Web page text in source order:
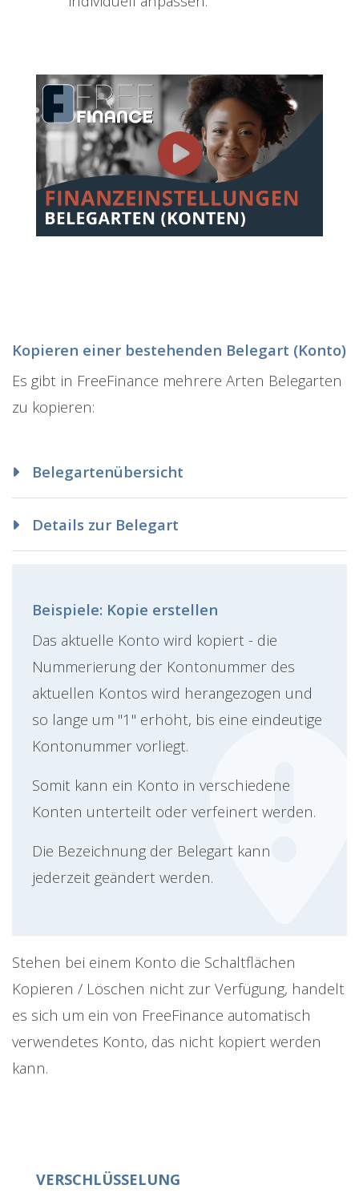
Kopieren einer bestehenden Belegart (Konto)
Es gibt in FreeFinance mehrere Arten Belegarten
zu kopieren:
Belegartenübersicht
Details zur Belegart
Beispiele: Kopie erstellen
Das aktuelle Konto wird kopiert - die
Nummerierung der Kontonummer des
aktuellen Kontos wird herangezogen und
so lange um "1" erhöht, bis eine eindeutige
Kontonummer vorliegt.
Somit kann ein Konto in verschiedene
Konten unterteilt oder verfeinert werden.
Die Bezeichnung der Belegart kann
jederzeit geändert werden.
Stehen bei einem Konto die Schaltflächen
Kopieren / Löschen nicht zur Verfügung, handelt
es sich um ein von FreeFinance automatisch
verwendetes Konto, das nicht kopiert werden
kann.
VERSCHLÜSSELUNG